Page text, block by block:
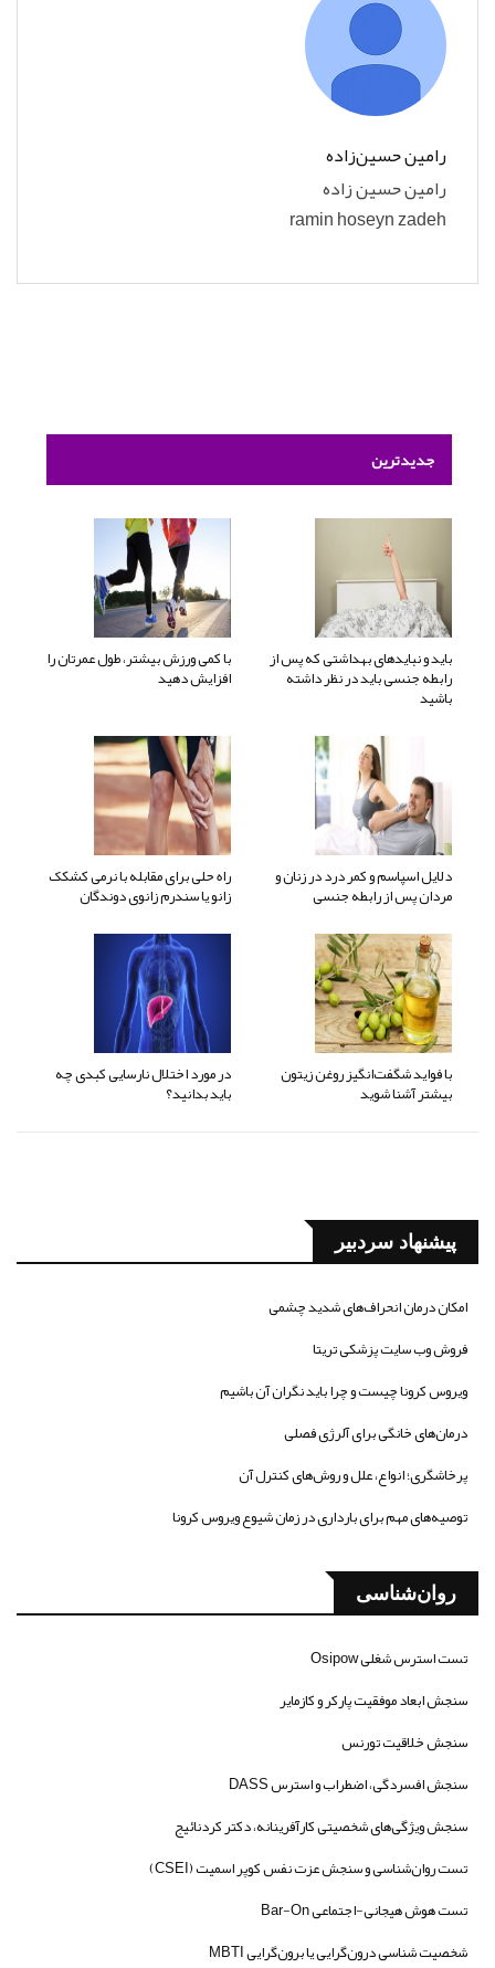
رامین حسین‌زاده
رامین حسین زاده
ramin hoseyn zadeh
جدیدترین
باید و نبایدهای بهداشتی که پس از
رابطه جنسی باید در نظر داشته
باشید
با کمی ورزش بیشتر، طول عمرتان را
افزایش دهید
دلایل اسپاسم و کمر درد در زنان و
مردان پس از رابطه جنسی
راه حلی برای مقابله با نرمی کشکک
زانو یا سندرم زانوی دوندگان
با فواید شگفت‌انگیز روغن زیتون
بیشتر آشنا شوید
در مورد اختلال نارسایی کبدی چه
باید بدانید؟
پیشنهاد سردبیر
امکان درمان انحراف‌های شدید چشمی
فروش وب سایت پزشکی تریتا
ویروس کرونا چیست و چرا باید نگران آن باشیم
درمان‌های خانگی برای آلرژی فصلی
پرخاشگری؛ انواع، علل و روش‌های کنترل آن
توصیه‌های مهم برای بارداری در زمان شیوع ویروس کرونا
روان‌شناسی
تست استرس شغلی Osipow
سنجش ابعاد موفقیت پارکر و کازمایر
سنجش خلاقیت تورنس
سنجش افسردگی، اضطراب و استرس DASS
سنجش ویژگی‌های شخصیتی کارآفرینانه، دکتر کردنائیج
تست روان‌شناسی و سنجش عزت نفس کوپر اسمیت (CSEI)
تست هوش هیجانی-اجتماعی Bar-On
شخصیت شناسی درون‌گرایی یا برون‌گرایی MBTI